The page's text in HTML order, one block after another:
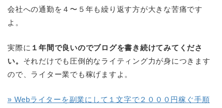
会社への通勤を４〜５年も繰り返す方が大きな苦痛です
よ。
実際に １年間で良いのでブログを書き続けてみてくださ
い。 それだけでも圧倒的なライティング力が身につきます
ので、ライター業でも稼げますよ。
» Webライターを副業にして１文字で２０００円稼ぐ手順